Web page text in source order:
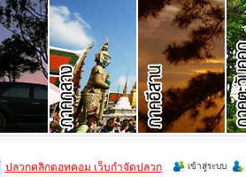
เข้าสู่ระบบ
ปลวกคลิกดอทคอม เว็บกำจัดปลวก